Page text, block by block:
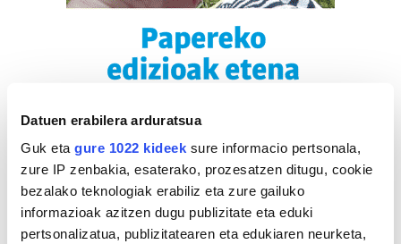
Datuen erabilera arduratsua
Guk eta gure 1022 kideek sure informacio pertsonala,
zure IP zenbakia, esaterako, prozesatzen ditugu, cookie
bezalako teknologiak erabiliz eta zure gailuko
informazioak azitzen dugu publizitate eta eduki
pertsonalizatua, publizitatearen eta edukiaren neurketa,